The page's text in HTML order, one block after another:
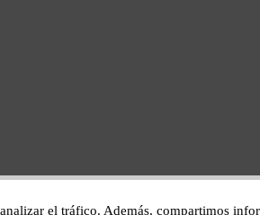
el tráfico. Además, compartimos